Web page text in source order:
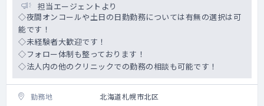
担当エージェントより
◇夜間オンコールや土日の日勤勤務については有無の選択は可
能です！
◇未経験者大歓迎です！
◇フォロー体制も整っております！
◇法人内の他のクリニックでの勤務の相談も可能です！
勤務地 北海道札幌市北区